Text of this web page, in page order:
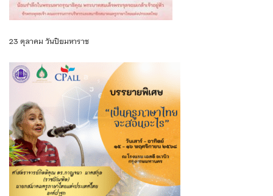
23 ตุลาคม วันปิยมหาราช